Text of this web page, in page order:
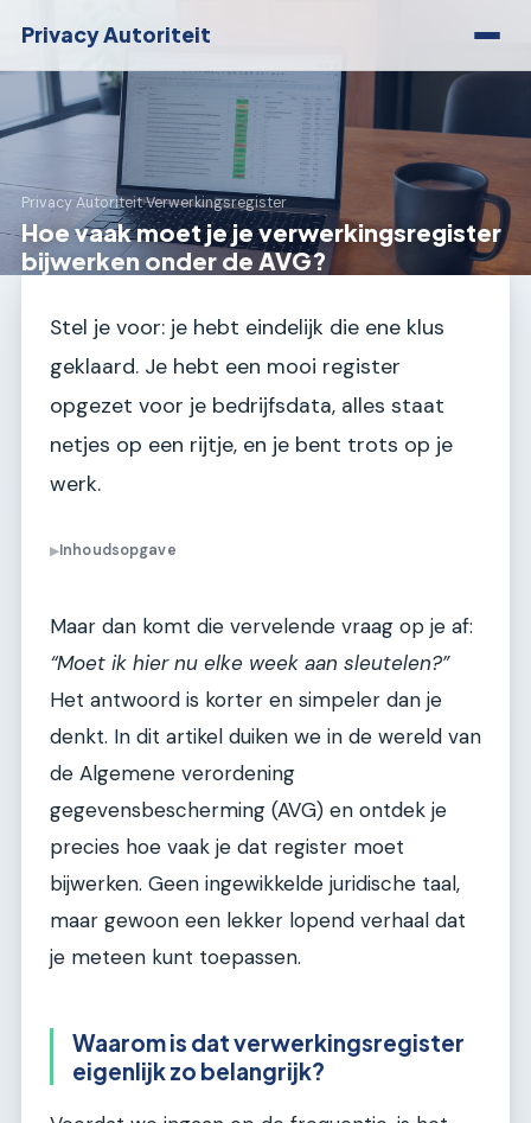
Privacy Autoriteit
Privacy Autoriteit›Verwerkingsregister
Hoe vaak moet je je verwerkingsregister
bijwerken onder de AVG?
Stel je voor: je hebt eindelijk die ene klus
geklaard. Je hebt een mooi register
opgezet voor je bedrijfsdata, alles staat
netjes op een rijtje, en je bent trots op je
werk.
▶Inhoudsopgave
Maar dan komt die vervelende vraag op je af:
“Moet ik hier nu elke week aan sleutelen?”
Het antwoord is korter en simpeler dan je
denkt. In dit artikel duiken we in de wereld van
de Algemene verordening
gegevensbescherming (AVG) en ontdek je
precies hoe vaak je dat register moet
bijwerken. Geen ingewikkelde juridische taal,
maar gewoon een lekker lopend verhaal dat
je meteen kunt toepassen.
Waarom is dat verwerkingsregister
eigenlijk zo belangrijk?